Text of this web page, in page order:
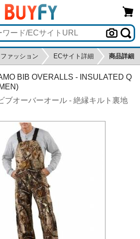
ファッション ECサイト詳細 商品詳細
BIB OVERALLS - INSULATED Q
ブオーバーオール - 絶縁キルト裏地